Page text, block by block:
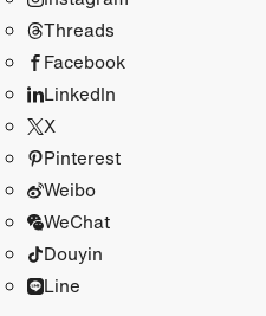
Threads
Facebook
LinkedIn
X
Pinterest
Weibo
WeChat
Douyin
Line